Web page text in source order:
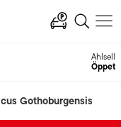
Ahlsell
Öppet
Gothoburgensis